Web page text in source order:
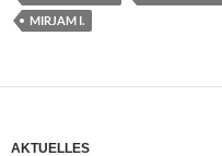
MIRJAM I.
AKTUELLES